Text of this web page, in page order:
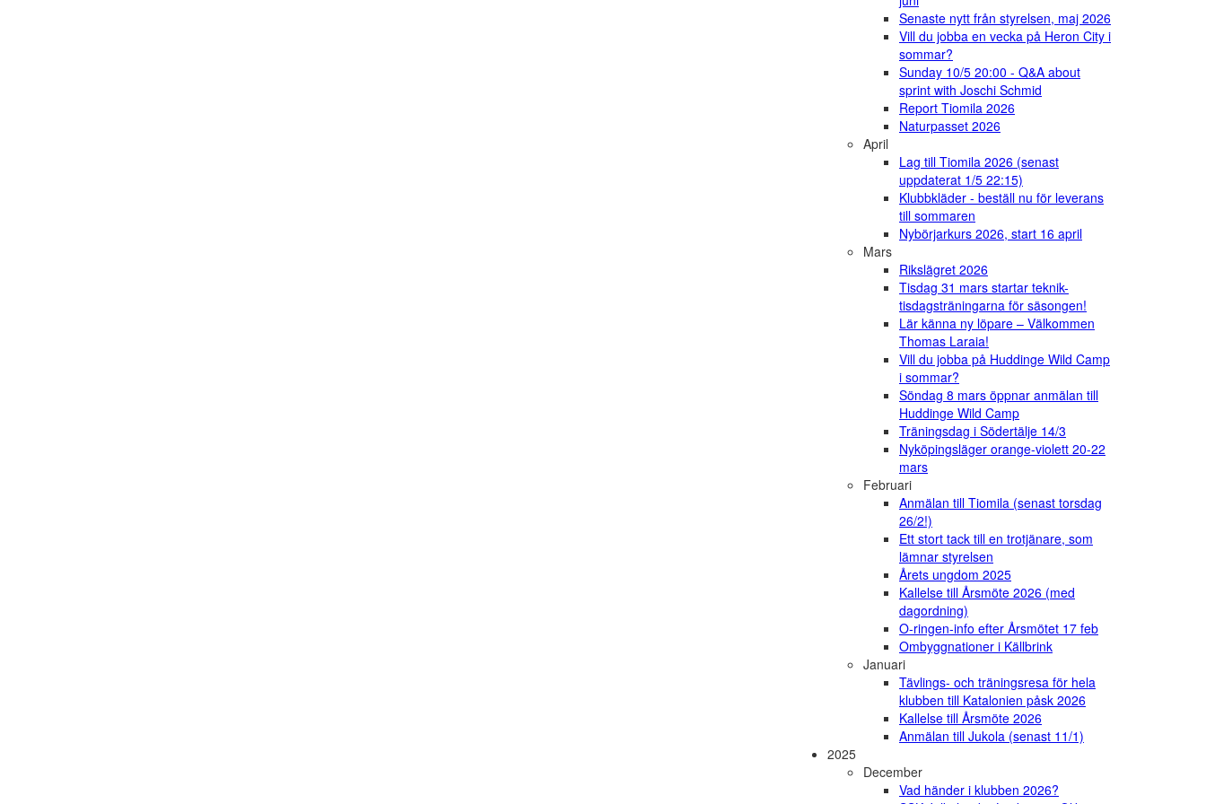
Senaste nytt från styrelsen, maj 2026
Vill du jobba en vecka på Heron City i
sommar?
Sunday 10/5 20:00 - Q&A about
sprint with Joschi Schmid
Report Tiomila 2026
Naturpasset 2026
April
Lag till Tiomila 2026 (senast
uppdaterat 1/5 22:15)
Klubbkläder - beställ nu för leverans
till sommaren
Nybörjarkurs 2026, start 16 april
Mars
Rikslägret 2026
Tisdag 31 mars startar teknik-
tisdagsträningarna för säsongen!
Lär känna ny löpare – Välkommen
Thomas Laraia!
Vill du jobba på Huddinge Wild Camp
i sommar?
Söndag 8 mars öppnar anmälan till
Huddinge Wild Camp
Träningsdag i Södertälje 14/3
Nyköpingsläger orange-violett 20-22
mars
Februari
Anmälan till Tiomila (senast torsdag
26/2!)
Ett stort tack till en trotjänare, som
lämnar styrelsen
Årets ungdom 2025
Kallelse till Årsmöte 2026 (med
dagordning)
O-ringen-info efter Årsmötet 17 feb
Ombyggnationer i Källbrink
Januari
Tävlings- och träningsresa för hela
klubben till Katalonien påsk 2026
Kallelse till Årsmöte 2026
Anmälan till Jukola (senast 11/1)
2025
December
Vad händer i klubben 2026?